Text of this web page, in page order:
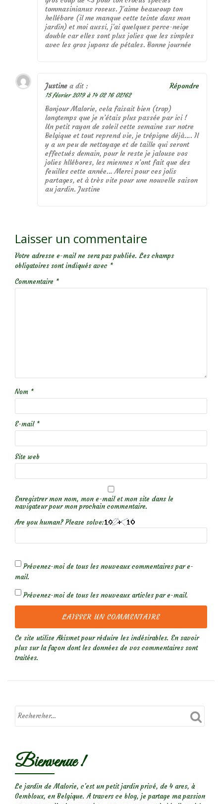
tommasinianus roseus. J'aime beaucoup ton
hellébore (il me manque cette teinte dans mon
jardin) et moi aussi, j'ai quelques perce-neige
double car elles sont plus jolies que les simples
avec les gros jupons de pétales. Bonne journée
Justine a dit :
15 février 2019 à 14 02 16 02162
Bonjour Malorie, cela faisait bien (trop)
longtemps que je n’étais plus passée par ici !
Un petit rayon de soleil cette semaine sur notre
Belgique et tout reprend vie, je trépigne déjà…. Il
y a un peu de nettoyage et de taille qui seront
effectués demain, pour le reste je jalouse vos
jolies hllébores, les miennes n’ont fait que des
feuilles cette année… Merci pour ces jolis
partages, et à très vite pour une nouvelle saison
au jardin. Justine
Répondre
Laisser un commentaire
Votre adresse e-mail ne sera pas publiée. Les champs
obligatoires sont indiqués avec *
Commentaire *
Nom *
E-mail *
Site web
Enregistrer mon nom, mon e-mail et mon site dans le
navigateur pour mon prochain commentaire.
Are you human? Please solve:
Prévenez-moi de tous les nouveaux commentaires par e-
mail.
Prévenez-moi de tous les nouveaux articles par e-mail.
Ce site utilise Akismet pour réduire les indésirables. En savoir
plus sur la façon dont les données de vos commentaires sont
traitées.
Bienvenue !
Le jardin de Malorie, c'est un petit jardin privé, de 4 ares, à
Gembloux, en Belgique. A travers ce blog, je partage ma passion